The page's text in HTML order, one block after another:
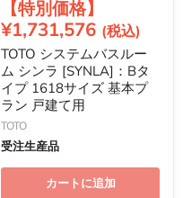
価
格
在
の
価
格
¥1,731,576
TOTO システムバスルー
ム シンラ [SYNLA]：Bタ
イプ 1618サイズ 基本プ
ラン 戸建て用
TOTO
受注生産品
カートに追加